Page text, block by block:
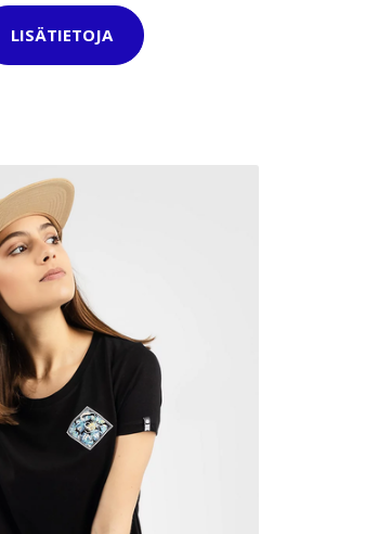
LISÄTIETOJA